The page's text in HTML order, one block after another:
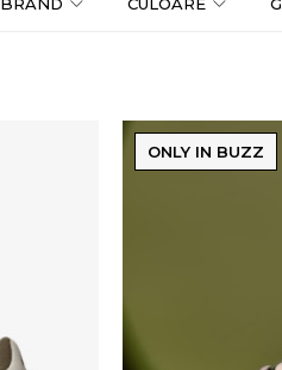
ONLY IN BUZZ